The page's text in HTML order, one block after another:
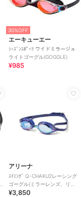
30%OFF
エーキューエー
ｼｰｽﾞﾝｽﾎﾟｰﾂ ワイドミラージュ
ライトゴーグル(GOGGLE)
¥985
アリーナ
ｽｲﾐﾝｸﾞ Q-CHAKU2レーシング
ゴーグル(ミラーレンズ、リノ
ンくもり止め、WA承認)
¥3,850